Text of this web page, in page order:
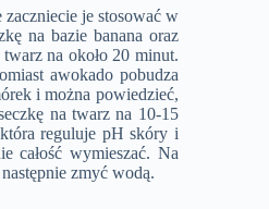
je stosować w
na bazie banana oraz
na około 20 minut.
awokado pobudza
i można powiedzieć,
na twarz na 10-15
reguluje pH skóry i
całość wymieszać. Na
zmyć wodą.